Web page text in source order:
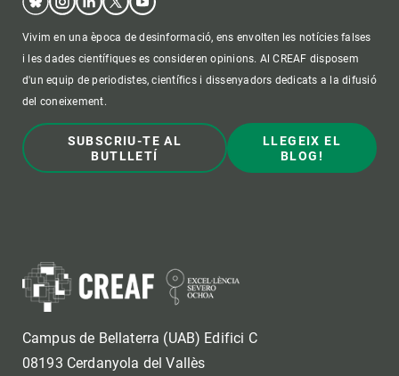
Vivim en una època de desinformació, ens envolten les notícies falses
i les dades científiques es consideren opinions. Al CREAF disposem
d'un equip de periodistes, científics i dissenyadors dedicats a la difusió
del coneixement.
SUBSCRIU-TE AL
BUTLLETÍ
LLEGEIX EL
BLOG!
Campus de Bellaterra (UAB) Edifici C
08193 Cerdanyola del Vallès